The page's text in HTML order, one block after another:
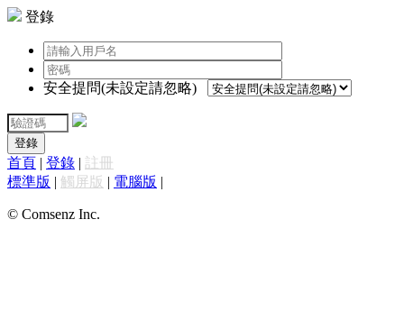
登錄
安全提問(未設定請忽略)
登錄
首頁 | 登錄 | 註冊
標準版 | 觸屏版 | 電腦版 |
© Comsenz Inc.